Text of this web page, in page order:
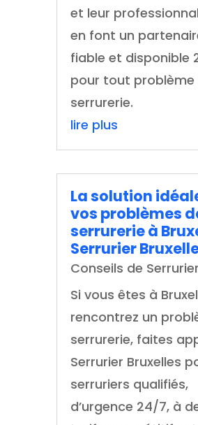
et leur
en font un
fiable et disponible
pour tout problème
serrurerie.
lire plus
La solution
vos problèmes
serrurerie à
Serrurier
Conseils de Serrurier
Si vous êtes à
rencontrez un
serrurerie, faites
Serrurier Bruxelles
serruriers qualifiés,
d’urgence 24/7, à